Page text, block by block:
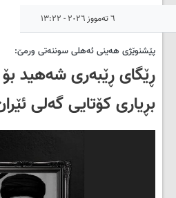
٦ تەمووز ٢٠٢٦ - ١٣:٢٢
پێشنوێژی هەینی ئەهلی سوننەتی ورمێ:
ڕێگای ڕێبەری شەهید
بڕیاری کۆتایی گەلی